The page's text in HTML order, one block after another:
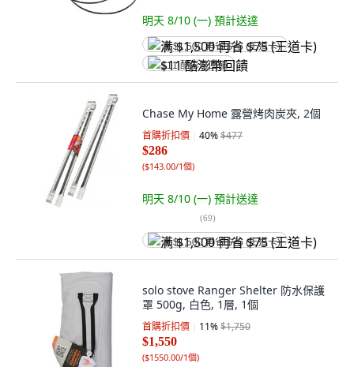
明天 8/10 (一) 預計送達
满 $1,500 再省 $75 (王道卡)
$11 酷澎幣回饋
Chase My Home 露營烤肉炭夾, 2個
首購折扣價 40%$477
$286
($143.00/1個)
明天 8/10 (一) 預計送達
(69)
满 $1,500 再省 $75 (王道卡)
solo stove Ranger Shelter 防水保護
罩 500g, 白色, 1層, 1個
首購折扣價 11%$1,750
$1,550
($1550.00/1個)